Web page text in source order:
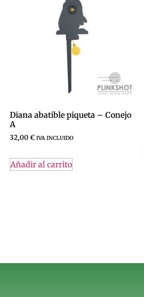
Diana abatible piqueta – Conejo
A
32,00€ IVA INCLUIDO
Añadir al carrito